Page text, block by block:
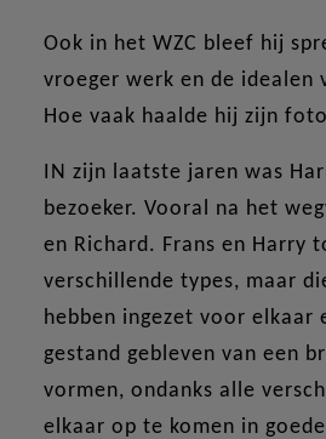
Ook in het WZC bleef hij
vroeger werk en de idealen
Hoe vaak haalde hij zijn
IN zijn laatste jaren was
bezoeker. Vooral na het
en Richard. Frans en Harry
verschillende types, maar
hebben ingezet voor elkaar
gestand gebleven van een
vormen, ondanks alle
elkaar op te komen in